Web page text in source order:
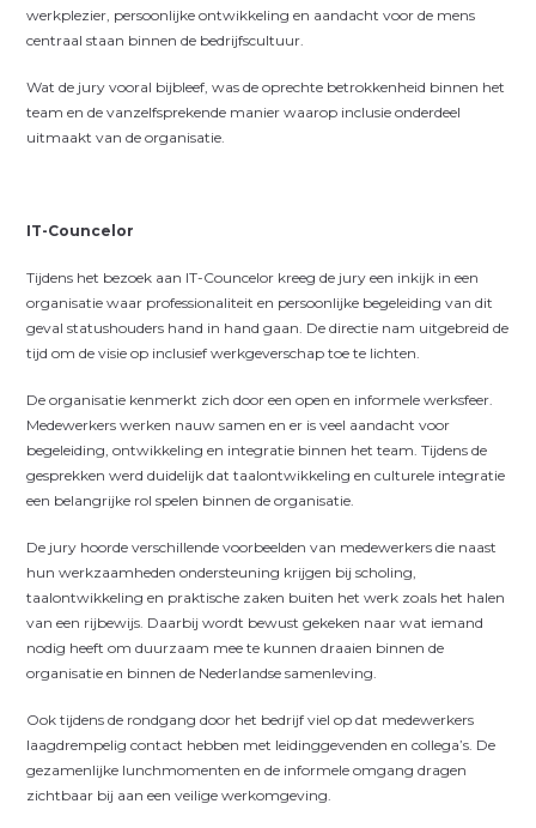
werkplezier, persoonlijke ontwikkeling en aandacht voor de mens
centraal staan binnen de bedrijfscultuur.
Wat de jury vooral bijbleef, was de oprechte betrokkenheid binnen het
team en de vanzelfsprekende manier waarop inclusie onderdeel
uitmaakt van de organisatie.
IT-Councelor
Tijdens het bezoek aan IT-Councelor kreeg de jury een inkijk in een
organisatie waar professionaliteit en persoonlijke begeleiding van dit
geval statushouders hand in hand gaan. De directie nam uitgebreid de
tijd om de visie op inclusief werkgeverschap toe te lichten.
De organisatie kenmerkt zich door een open en informele werksfeer.
Medewerkers werken nauw samen en er is veel aandacht voor
begeleiding, ontwikkeling en integratie binnen het team. Tijdens de
gesprekken werd duidelijk dat taalontwikkeling en culturele integratie
een belangrijke rol spelen binnen de organisatie.
De jury hoorde verschillende voorbeelden van medewerkers die naast
hun werkzaamheden ondersteuning krijgen bij scholing,
taalontwikkeling en praktische zaken buiten het werk zoals het halen
van een rijbewijs. Daarbij wordt bewust gekeken naar wat iemand
nodig heeft om duurzaam mee te kunnen draaien binnen de
organisatie en binnen de Nederlandse samenleving.
Ook tijdens de rondgang door het bedrijf viel op dat medewerkers
laagdrempelig contact hebben met leidinggevenden en collega’s. De
gezamenlijke lunchmomenten en de informele omgang dragen
zichtbaar bij aan een veilige werkomgeving.